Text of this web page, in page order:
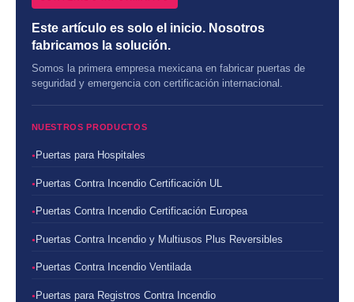
Este artículo es solo el inicio. Nosotros
fabricamos la solución.
Somos la primera empresa mexicana en fabricar puertas de
seguridad y emergencia con certificación internacional.
NUESTROS PRODUCTOS
Puertas para Hospitales
Puertas Contra Incendio Certificación UL
Puertas Contra Incendio Certificación Europea
Puertas Contra Incendio y Multiusos Plus Reversibles
Puertas Contra Incendio Ventilada
Puertas para Registros Contra Incendio